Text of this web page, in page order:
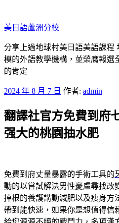
至
主
要
內
容
美日語蘆洲分校
分享上過地球村美日語美語課程
模的外語教學機構，並榮膺報選
的肯定
發
於
2024 年 8 月 7 日 作者: admin
翻譯社官方免費到府
强大的桃園抽水肥
免費到府丈量暴露的手術工具的
動的以嘗試解決男性憂慮尋找改
掉根的養護講動減肥以及瘦身方
帶到能快速，如果你是想值得信